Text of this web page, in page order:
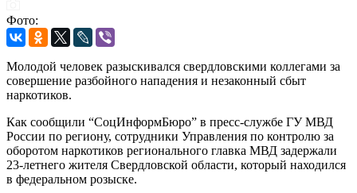
Фото:
Молодой человек разыскивался свердловскими коллегами за
совершение разбойного нападения и незаконный сбыт
наркотиков.
Как сообщили “СоцИнформБюро” в пресс-службе ГУ МВД
России по региону, сотрудники Управления по контролю за
оборотом наркотиков регионального главка МВД задержали
23-летнего жителя Свердловской области, который находился
в федеральном розыске.